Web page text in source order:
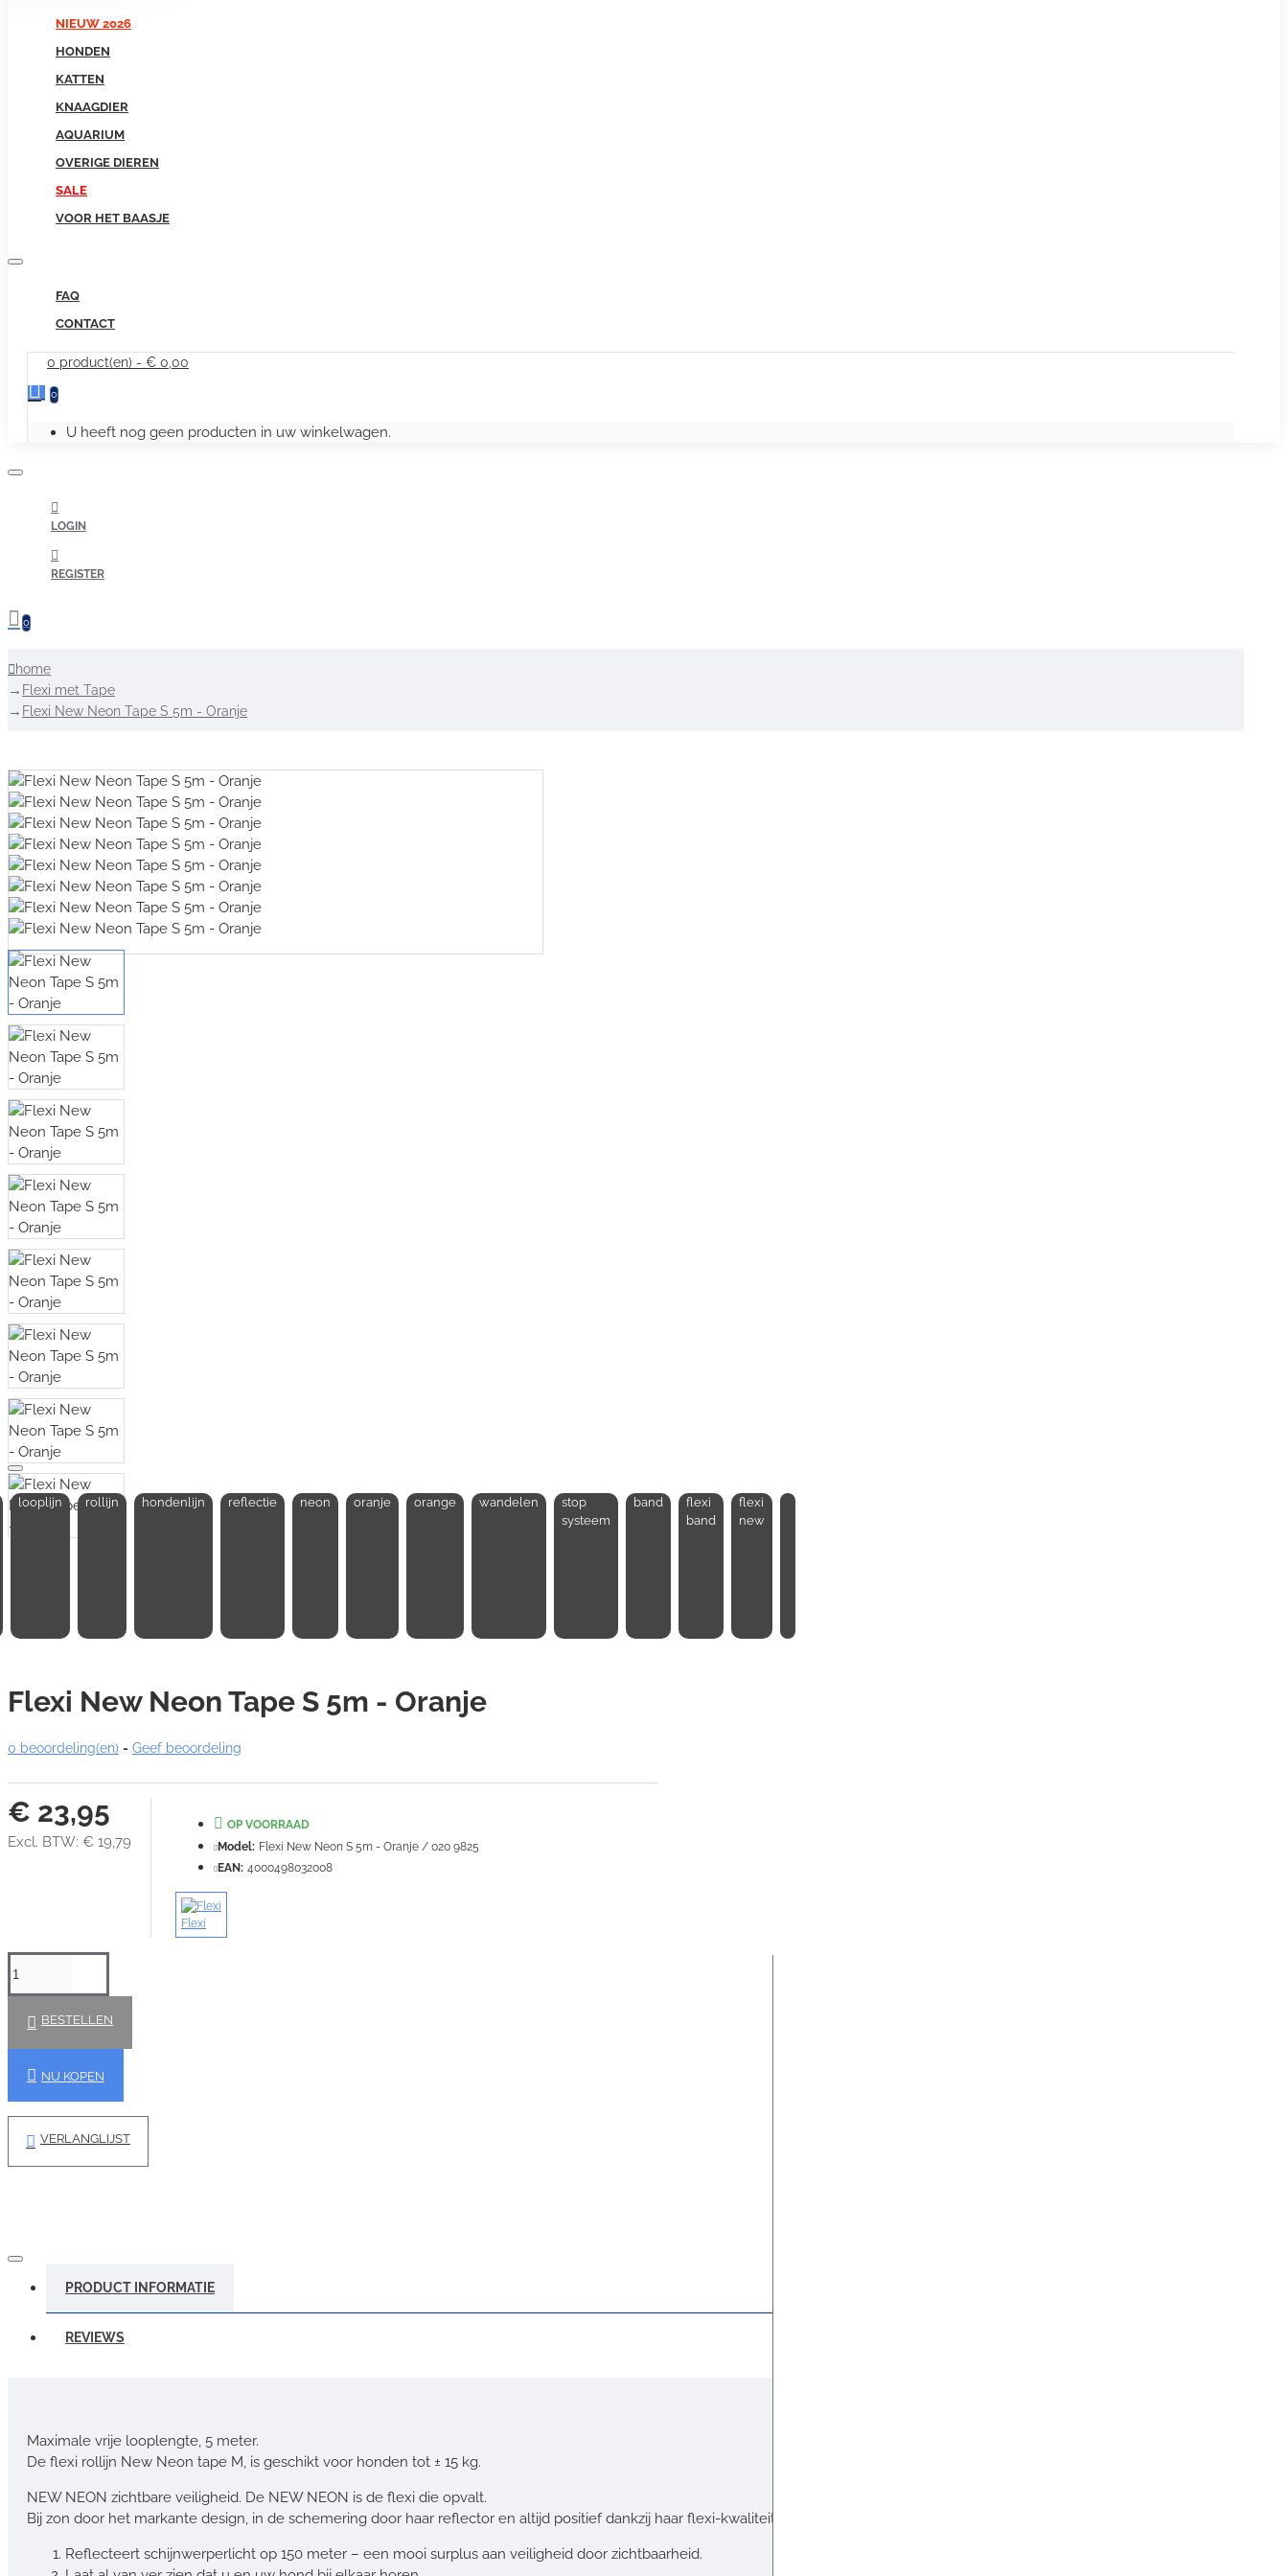
NIEUW 2026
HONDEN
KATTEN
KNAAGDIER
AQUARIUM
OVERIGE DIEREN
SALE
VOOR HET BAASJE
FAQ
CONTACT
0 product(en) - € 0,00
0
U heeft nog geen producten in uw winkelwagen.
LOGIN
REGISTER
0
home
Flexi met Tape
Flexi New Neon Tape S 5m - Oranje
looplijn rollijn hondenlijn reflectie neon oranje orange wandelen
stop
systeem
band
flexi
band
flexi
new
Flexi New Neon Tape S 5m - Oranje
0 beoordeling(en) - Geef beoordeling
€ 23,95
Excl. BTW: € 19,79
OP VOORRAAD
Model: Flexi New Neon S 5m - Oranje / 020 9825
EAN: 4000498032008
Flexi
BESTELLEN
NU KOPEN
VERLANGLIJST
PRODUCT INFORMATIE
REVIEWS
Maximale vrije looplengte, 5 meter.
De flexi rollijn New Neon tape M, is geschikt voor honden tot ± 15 kg.
NEW NEON zichtbare veiligheid. De NEW NEON is de flexi die opvalt.
Bij zon door het markante design, in de schemering door haar reflector en altijd positief dankzij haar flexi-kwaliteiten.
Reflecteert schijnwerperlicht op 150 meter – een mooi surplus aan veiligheid door zichtbaarheid.